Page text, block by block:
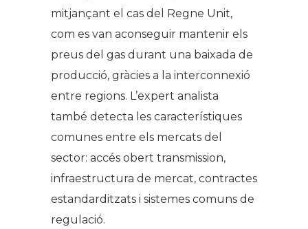
mitjançant el cas del Regne Unit,
com es van aconseguir mantenir els
preus del gas durant una baixada de
producció, gràcies a la interconnexió
entre regions. L’expert analista
també detecta les característiques
comunes entre els mercats del
sector: accés obert transmission,
infraestructura de mercat, contractes
estandarditzats i sistemes comuns de
regulació.